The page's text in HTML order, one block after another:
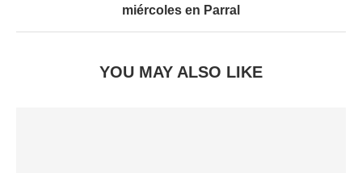
miércoles en Parral
YOU MAY ALSO LIKE